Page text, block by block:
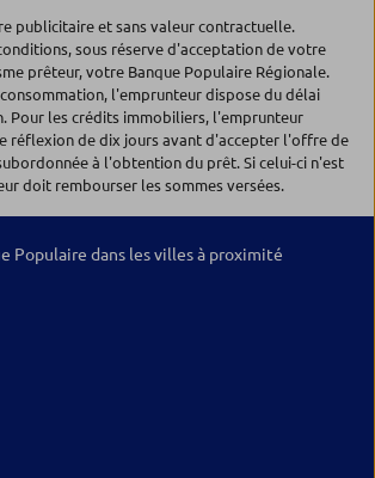
publicitaire et sans valeur contractuelle.
sous réserve d'acceptation de votre
prêteur, votre Banque Populaire Régionale.
l'emprunteur dispose du délai
Pour les crédits immobiliers, l'emprunteur
réflexion de dix jours avant d'accepter l'offre de
à l'obtention du prêt. Si celui-ci n'est
doit rembourser les sommes versées.
Populaire dans les villes à proximité